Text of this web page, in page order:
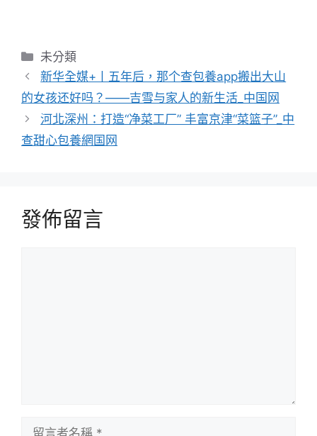
分
類
未分類
新华全媒+丨五年后，那个查包養app搬出大山
的女孩还好吗？——吉雪与家人的新生活_中国网
河北深州：打造“净菜工厂” 丰富京津“菜篮子”_中
查甜心包養網国网
發佈留言